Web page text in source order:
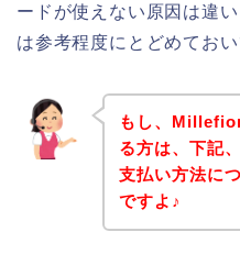
ードが使えない原因は違
は参考程度にとどめてお
もし、
る方は、下記
支払い方法に
ですよ♪